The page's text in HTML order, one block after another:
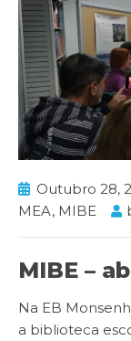
Outubro 28,
MEA, MIBE
MIBE –
Na EB
a biblioteca